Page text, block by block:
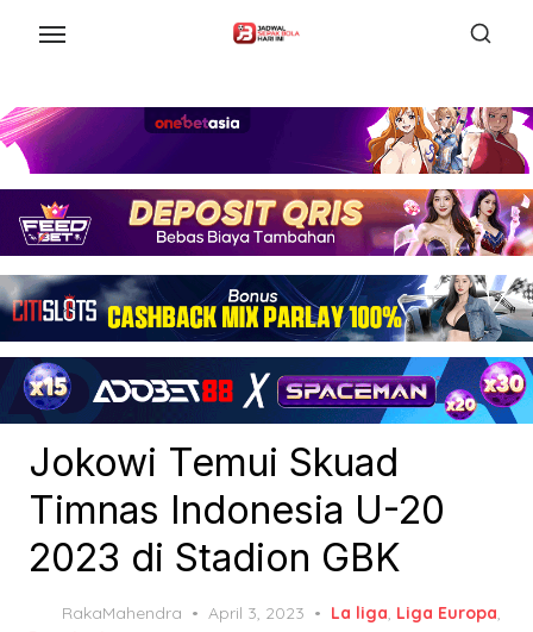
content
Jokowi Temui Skuad
Timnas Indonesia U-20
2023 di Stadion GBK
RakaMahendra
Posted
April 3, 2023 La liga, Liga Europa,